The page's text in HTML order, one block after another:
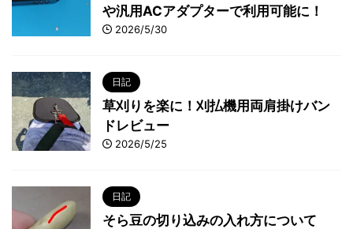
や汎用ACアダプターで利用可能に！
2026/5/30
日記
草刈りを楽に！刈払機用両肩掛けバン
ドレビュー
2026/5/25
日記
そら豆の切り込みの入れ方について